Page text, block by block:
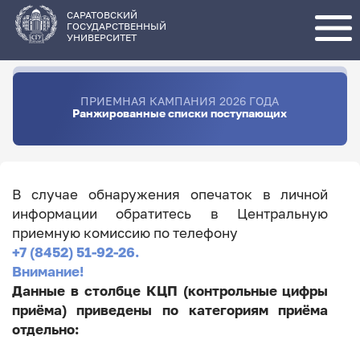
основному
содержанию
САРАТОВСКИЙ
ГОСУДАРСТВЕННЫЙ
УНИВЕРСИТЕТ
ПРИЕМНАЯ КАМПАНИЯ 2026 ГОДА
Ранжированные списки поступающих
В случае обнаружения опечаток в личной
информации обратитесь в Центральную
приемную комиссию по телефону
+7 (8452) 51-92-26.
Внимание!
Данные в столбце КЦП (контрольные цифры
приёма) приведены по категориям приёма
отдельно: